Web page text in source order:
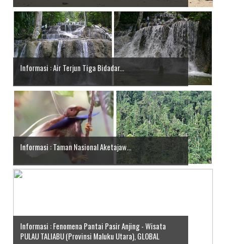
Informasi : Air Terjun Tiga Bidadar...
Informasi : Taman Nasional Aketajaw...
Informasi : Fenomena Pantai Pasir Anjing - Wisata
PULAU TALIABU (Provinsi Maluku Utara), GLOBAL